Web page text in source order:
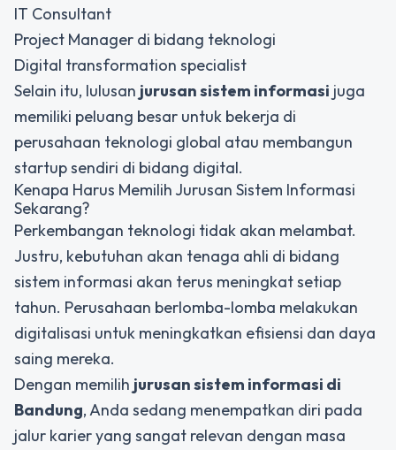
IT Consultant
Project Manager di bidang teknologi
Digital transformation specialist
Selain itu, lulusan jurusan sistem informasi juga
memiliki peluang besar untuk bekerja di
perusahaan teknologi global atau membangun
startup sendiri di bidang digital.
Kenapa Harus Memilih Jurusan Sistem Informasi
Sekarang?
Perkembangan teknologi tidak akan melambat.
Justru, kebutuhan akan tenaga ahli di bidang
sistem informasi akan terus meningkat setiap
tahun. Perusahaan berlomba-lomba melakukan
digitalisasi untuk meningkatkan efisiensi dan daya
saing mereka.
Dengan memilih jurusan sistem informasi di
Bandung, Anda sedang menempatkan diri pada
jalur karier yang sangat relevan dengan masa